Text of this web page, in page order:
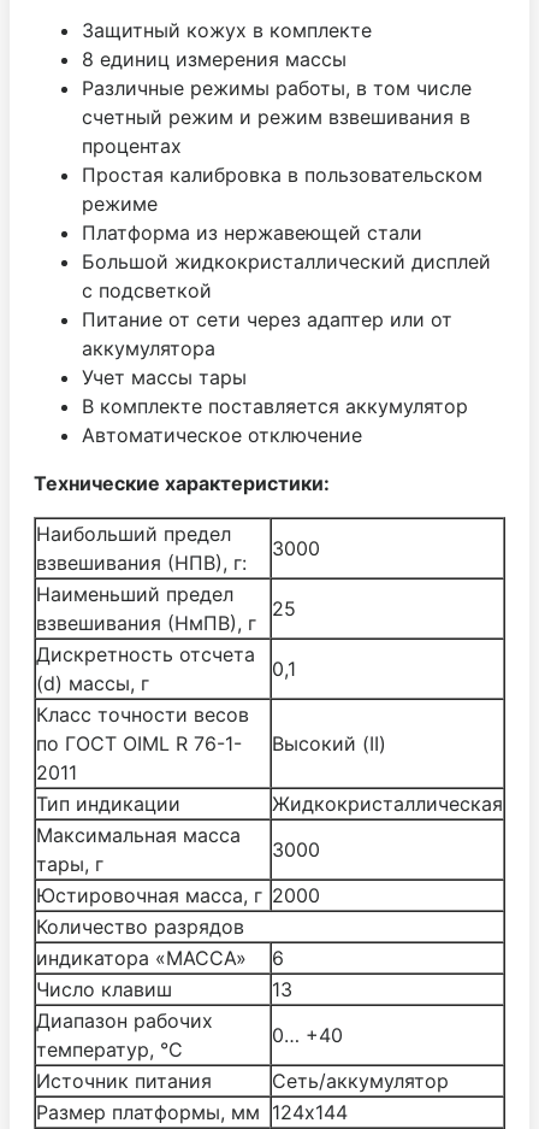
Защитный кожух в комплекте
8 единиц измерения массы
Различные режимы работы, в том числе
счетный режим и режим взвешивания в
процентах
Простая калибровка в пользовательском
режиме
Платформа из нержавеющей стали
Большой жидкокристаллический дисплей
с подсветкой
Питание от сети через адаптер или от
аккумулятора
Учет массы тары
В комплекте поставляется аккумулятор
Автоматическое отключение
Технические характеристики:
Наибольший предел
взвешивания (НПВ), г:
3000
Наименьший предел
взвешивания (НмПВ), г
25
Дискретность отсчета
(d) массы, г
0,1
Класс точности весов
по ГОСТ OIML R 76-1-
2011
Высокий (II)
Тип индикации
Жидкокристаллическая
Максимальная масса
тары, г
3000
Юстировочная масса, г 2000
Количество разрядов
индикатора «МАССА»
6
Число клавиш
13
Диапазон рабочих
температур, °С
0… +40
Источник питания
Cеть/аккумулятор
Размер платформы, мм 124х144